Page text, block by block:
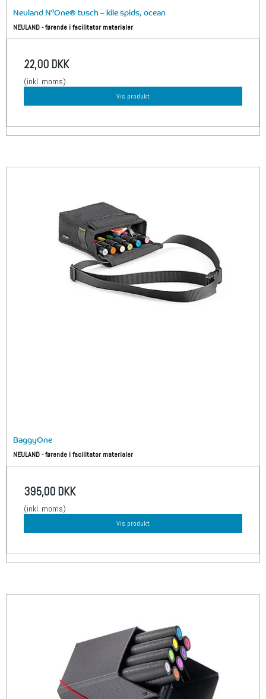
Neuland N°One® tusch – kile spids, ocean
NEULAND - førende i facilitator materialer
22,00 DKK
(inkl. moms)
Vis produkt
BaggyOne
NEULAND - førende i facilitator materialer
395,00 DKK
(inkl. moms)
Vis produkt